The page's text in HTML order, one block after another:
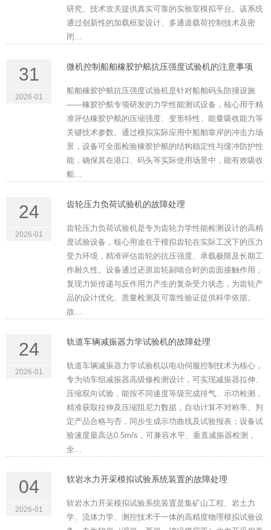
研究、技术攻关提供真实可靠的实验室模拟平台。该系统
通过创新性的加载框架设计、多通道载荷控制技术及密
闭...
31
2026-01
微机控制船舶橡胶护舷抗压强度试验机的注意事项
船舶橡胶护舷抗压强度试验机是针对船舶码头防撞设施
——橡胶护舷专项研发的力学性能测试设备，核心用于精
准评估橡胶护舷的压缩强度、变形特性、能量吸收能力等
关键技术参数。通过模拟实际应用中船舶靠岸的冲击力场
景，设备可全面检验橡胶护舷的结构稳定性与缓冲防护性
能，确保其在港口、码头等实际使用场景中，能有效吸收
船...
24
2026-01
齿轮压力负荷试验机的故障处理
齿轮压力负荷试验机是专为齿轮力学性能检测设计的高精
度试验设备，核心用途在于模拟齿轮在实际工况下的压力
受力环境，精准评估齿轮的抗压强度、承载极限及长期工
作耐久性。设备通过还原齿轮副啮合时的齿面接触作用，
复现力矩传递与反作用力产生的复杂受力状态，为齿轮产
品的设计优化、质量检测及可靠性验证提供科学依据。
故...
24
2026-01
轨道车辆减振器力学试验机的故障处理
轨道车辆减振器力学试验机以电动伺服控制技术为核心，
专为动车组减振器高级修检测设计，可实现减振器拉伸、
压缩双向试验，能按不同速度等级完成排气、示功检测，
精准获取拉伸及压缩阻尼力数据，自动计算不对称率、判
定产品合格与否，同步生成示功曲线及试验报表；设备试
验速度最高达0.5m/s，可兼容水平、垂直减振器检测，
全...
04
2026-01
软岩水力开采模拟试验系统装置的故障处理
软岩水力开采模拟试验系统装置是集矿山工程、岩土力
学、流体力学、测控技术于一体的高精度物理模拟试验设